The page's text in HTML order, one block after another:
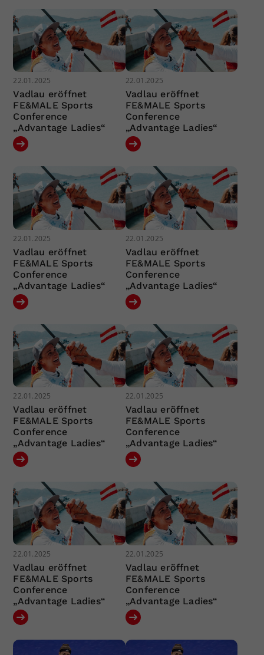
22.01.2025
Vadlau eröffnet
FE&MALE Sports
Conference
„Advantage Ladies“
22.01.2025
Vadlau eröffnet
FE&MALE Sports
Conference
„Advantage Ladies“
22.01.2025
Vadlau eröffnet
FE&MALE Sports
Conference
„Advantage Ladies“
22.01.2025
Vadlau eröffnet
FE&MALE Sports
Conference
„Advantage Ladies“
22.01.2025
Vadlau eröffnet
FE&MALE Sports
Conference
„Advantage Ladies“
22.01.2025
Vadlau eröffnet
FE&MALE Sports
Conference
„Advantage Ladies“
22.01.2025
Vadlau eröffnet
FE&MALE Sports
Conference
„Advantage Ladies“
22.01.2025
Vadlau eröffnet
FE&MALE Sports
Conference
„Advantage Ladies“